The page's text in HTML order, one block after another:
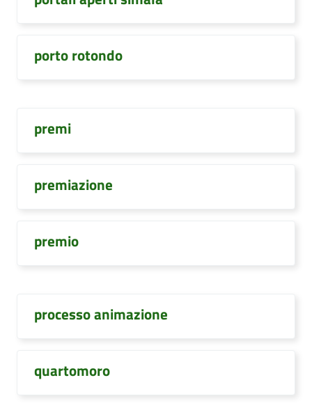
porto rotondo
premi
premiazione
premio
processo animazione
quartomoro